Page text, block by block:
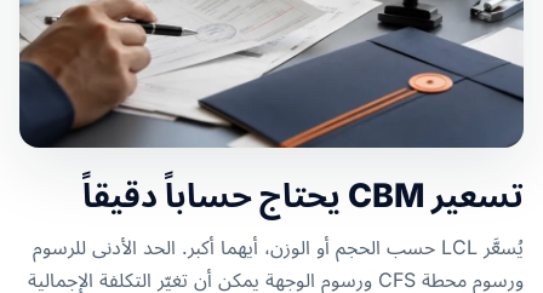
تسعير CBM يحتاج حساباً دقيقاً
يُسعَّر LCL حسب الحجم أو الوزن، أيهما أكبر. الحد الأدنى للرسوم
ورسوم محطة CFS ورسوم الوجهة يمكن أن تغيّر التكلفة الإجمالية